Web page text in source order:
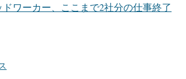
ワーカー、ここまで2社分の仕事終了